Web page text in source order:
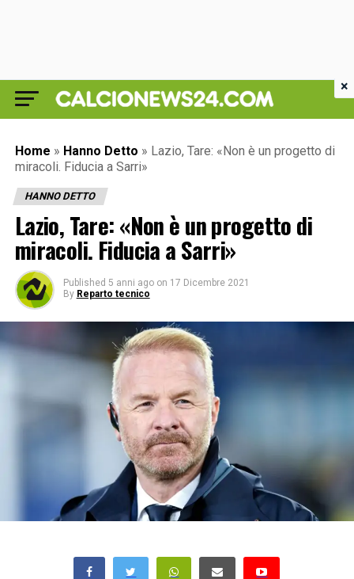
Home » Hanno Detto » Lazio, Tare: «Non è un progetto di
miracoli. Fiducia a Sarri»
HANNO DETTO
Lazio, Tare: «Non è un progetto di
miracoli. Fiducia a Sarri»
Published 5 anni ago on 17 Dicembre 2021
By Reparto tecnico
×